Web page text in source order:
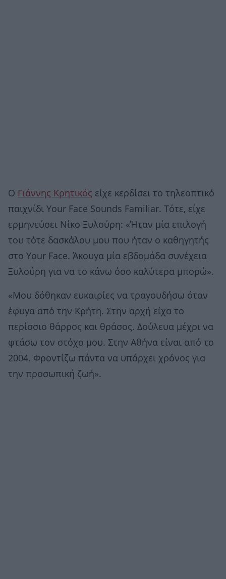
Ο Γιάννης Κρητικός είχε κερδίσει το τηλεοπτικό
παιχνίδι Your Face Sounds Familiar. Τότε, είχε
ερμηνεύσει Νίκο Ξυλούρη: «Ήταν μία επιλογή
του τότε δασκάλου μου που ήταν ο καθηγητής
στο Your Face. Άκουγα μία εβδομάδα συνέχεια
Ξυλούρη για να το κάνω όσο καλύτερα μπορώ».
«Μου δόθηκαν ευκαιρίες να τραγουδήσω όταν
έφυγα από την Κρήτη. Στην αρχή είχα το
περίσσιο θάρρος και θράσος. Δούλευα μέχρι να
φτάσω τον στόχο μου. Στην Αθήνα είναι από το
2004. Φροντίζω πάντα να υπάρχει χρόνος για
την προσωπική ζωή».